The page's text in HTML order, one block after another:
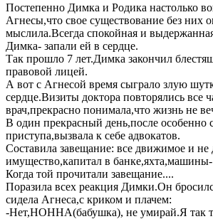
Постепенно Димка и Родика настолько
Агнесы,что свое существование без них
мыслила.Всегда спокойная и
Димка- запали ей в сердце.
Так прошло 7 лет.Димка закончил
правовой лицей.
А вот с Агнесой время сыграло злую
сердце.Визиты доктора повторялись все
врач,прекрасно понимала,что жизнь не
В один прекрасный день,после особенно
приступа,вызвала к себе адвокатов.
Составила завещание: все движимое и
имущество,капитал в банке,яхта,машины-
Когда той прочитали завещание....
Поразила всех реакция Димки.Он
сидела Агнеса,с криком и плачем:
-Нет,НОННА(бабушка), не умирай.Я так